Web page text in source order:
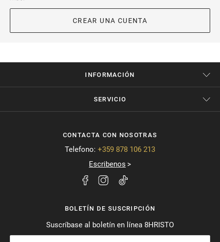
CREAR UNA CUENTA
INFORMACIÓN
SERVICIO
CONTACTA CON NOSOTRAS
Telefono: +359 878 106 213
Escribenos
BOLETÍN DE SUSCRIPCIÓN
Suscríbase al boletín en línea 8HRISTO